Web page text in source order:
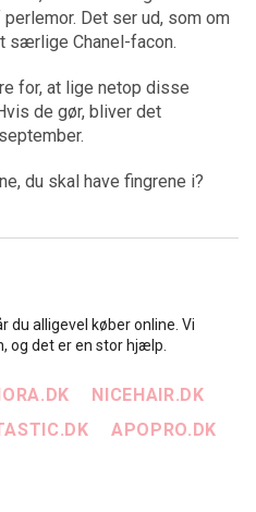
Det ser ud, som om
særlige Chanel-facon.
for, at lige netop disse
de gør, bliver det
du skal have fingrene i?
du alligevel køber online. Vi
og det er en stor hjælp.
NICEHAIR.DK
APOPRO.DK